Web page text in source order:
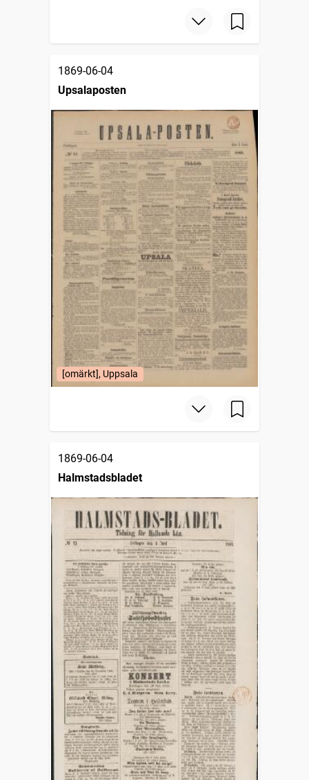
1869-06-04
Upsalaposten
[omärkt], Uppsala
1869-06-04
Halmstadsbladet